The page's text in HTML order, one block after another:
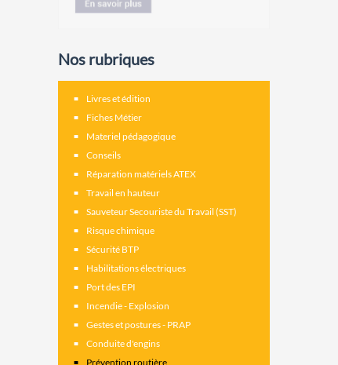
Nos rubriques
Livres et édition
Fiches Métier
Materiel pédagogique
Conseils
Réparation matériels ATEX
Travail en hauteur
Sauveteur Secouriste du Travail (SST)
Risque chimique
Sécurité BTP
Habilitations électriques
Port des EPI
Incendie - Explosion
Gestes et postures - PRAP
Conduite d'engins
Prévention routière